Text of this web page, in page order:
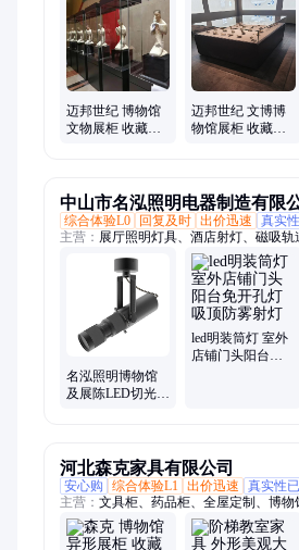
迈邦世纪 博物馆
文物展柜 收藏展
迈邦世纪 文博博
物馆展柜 收藏展
中山市名泓照明电器制造有限
综合体验L0
回复及时 出价迅速 真实
主营： 展厅照明灯具、酒店射灯、磁吸
具、博物馆照明、led射灯、led筒灯、
斗胆灯、嵌入式筒灯、led象鼻灯、调焦
灯、防眩射灯、格栅筒灯、超薄筒灯、防
应筒灯、调光射灯、格栅射灯、无边框射
名泓照明博物馆
及展陈LED切光灯
led明装筒灯 室外
店铺门头阳台免
河北森克家具有限公司
安心购
综合体验L1 出价迅速 真实性
主营： 文具柜、药品柜、全屋定制、博
烤漆展柜、男装展柜、展柜货柜、童装展
中岛、定做有诀窍